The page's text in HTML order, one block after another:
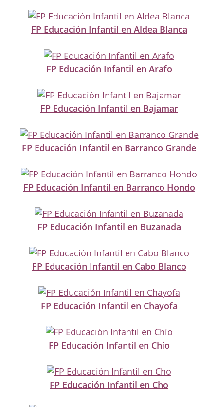
FP Educación Infantil en Aldea Blanca
FP Educación Infantil en Arafo
FP Educación Infantil en Bajamar
FP Educación Infantil en Barranco Grande
FP Educación Infantil en Barranco Hondo
FP Educación Infantil en Buzanada
FP Educación Infantil en Cabo Blanco
FP Educación Infantil en Chayofa
FP Educación Infantil en Chío
FP Educación Infantil en Cho